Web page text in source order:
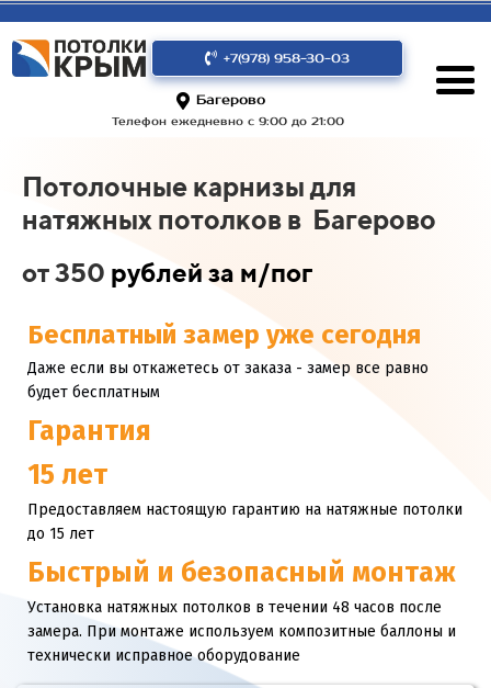
+7(978) 958-30-03
Багерово
Телефон ежедневно с 9:00 до 21:00
Потолочные карнизы для
натяжных потолков в Багерово
от 350 рублей за м/пог
Бесплатный замер уже сегодня
Даже если вы откажетесь от заказа - замер все равно
будет бесплатным
Гарантия
15 лет
Предоставляем настоящую гарантию на натяжные потолки
до 15 лет
Быстрый и безопасный монтаж
Установка натяжных потолков в течении 48 часов после
замера. При монтаже используем композитные баллоны и
технически исправное оборудование